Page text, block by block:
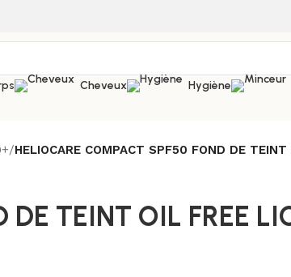
Cheveux Hygiène
/HELIOCARE COMPACT SPF50 FOND DE
TEINT OIL FREE